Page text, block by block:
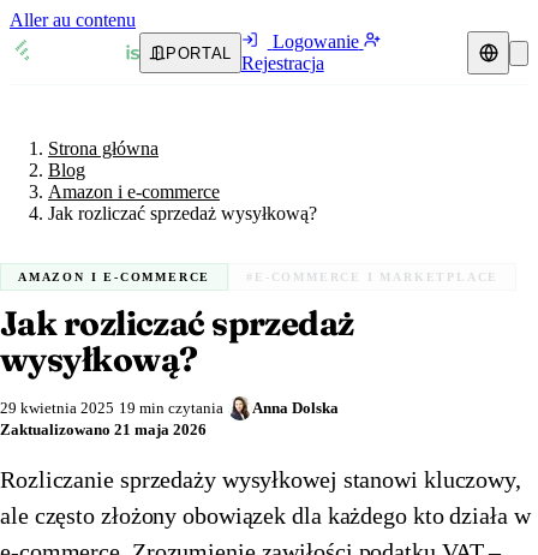
Aller au contenu
🇦🇹Austria
🇧🇪 Belgia
🇧🇬 Bułgaria
🇭🇷 Chorwacja
🇨🇾 Cypr
Czechy
🇩🇰 Dania
🇪🇪 Estonia
Przewodniki VAT
🇦🇹Austria
🇧🇪 Belgia
🇧🇬 Bułgaria
🇭🇷 Chorwacja
🇨🇾 Cypr
🇨🇿
🇩🇰 Dania
Zasoby i blog
Blog
Weryfikacja numeru VAT
Kalkulator VAT
PORTAL
Logowanie
Rejestracja
Strona główna
Blog
Amazon i e-commerce
Jak rozliczać sprzedaż wysyłkową?
AMAZON I E-COMMERCE #E-COMMERCE I MARKETPLACE
Jak rozliczać sprzedaż
wysyłkową?
29 kwietnia 2025 19 min czytania
Anna Dolska
Zaktualizowano 21 maja 2026
Rozliczanie sprzedaży wysyłkowej stanowi kluczowy,
ale często złożony obowiązek dla każdego kto działa w